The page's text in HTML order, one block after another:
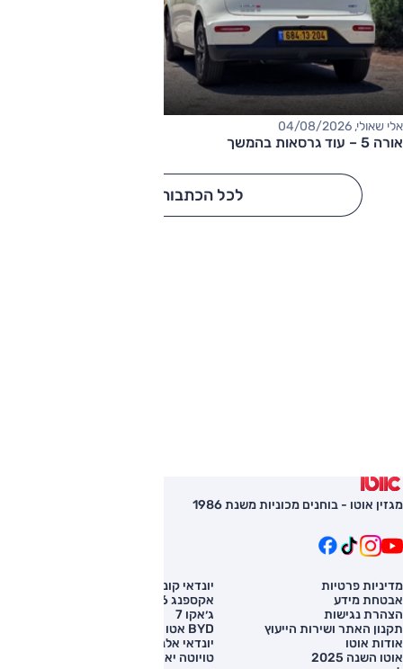
אלי שאולי, 04/08/2026
אורה 5 – עוד גרסאות בהמשך
לכל הכתבות
מגזין אוטו - בוחנים מכוניות משנת 1986
מדיניות פרטיות
אבטחת מידע
הצהרת נגישות
תקנון האתר ושירות הייעוץ
אודות אוטו
אוטו השנה 2025
יונדאי קונה
אקספנג G6
ג׳אקו 7
BYD אטו 3
יונדאי אלנטרה
טויוטה יאריס קרוס